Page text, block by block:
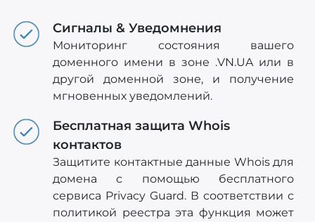
Сигналы & Уведомнения
Мониторинг состояния вашего
доменного имени в зоне .VN.UA или в
другой доменной зоне, и получение
мгновенных уведомлений.
Бесплатная защита Whois
контактов
Защитите контактные данные Whois для
домена с помощью бесплатного
сервиса Privacy Guard. В соответствии с
политикой реестра эта функция может